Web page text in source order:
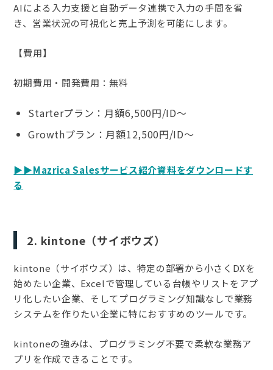
AIによる入力支援と自動データ連携で入力の手間を省
き、営業状況の可視化と売上予測を可能にします。
【費用】
初期費用・開発費用：無料
Starterプラン：月額6,500円/ID〜
Growthプラン：月額12,500円/ID〜
▶︎▶︎Mazrica Salesサービス紹介資料をダウンロードす
る
2. kintone（サイボウズ）
kintone（サイボウズ）は、特定の部署から小さくDXを
始めたい企業、Excelで管理している台帳やリストをアプ
リ化したい企業、そしてプログラミング知識なしで業務
システムを作りたい企業に特におすすめのツールです。
kintoneの強みは、プログラミング不要で柔軟な業務ア
プリを作成できることです。